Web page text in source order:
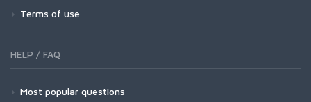
Terms of use
HELP / FAQ
Most popular questions